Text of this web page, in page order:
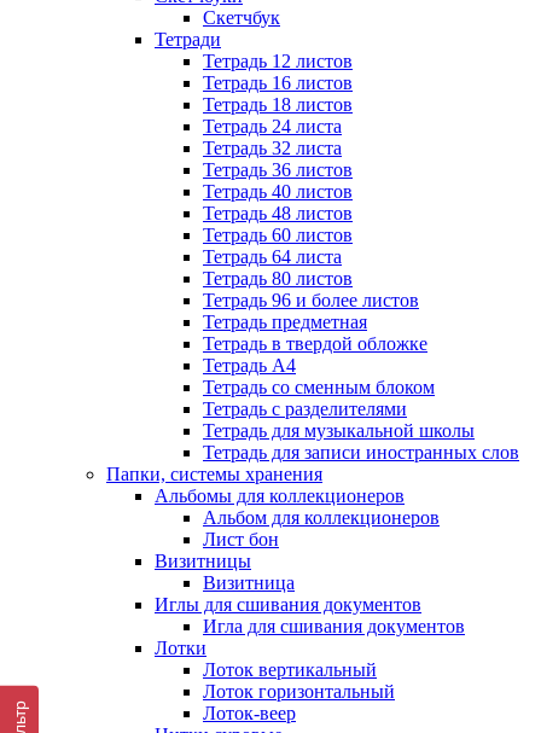
Скетчбук
Тетради
Тетрадь 12 листов
Тетрадь 16 листов
Тетрадь 18 листов
Тетрадь 24 листа
Тетрадь 32 листа
Тетрадь 36 листов
Тетрадь 40 листов
Тетрадь 48 листов
Тетрадь 60 листов
Тетрадь 64 листа
Тетрадь 80 листов
Тетрадь 96 и более листов
Тетрадь предметная
Тетрадь в твердой обложке
Тетрадь А4
Тетрадь со сменным блоком
Тетрадь с разделителями
Тетрадь для музыкальной школы
Тетрадь для записи иностранных слов
Папки, системы хранения
Альбомы для коллекционеров
Альбом для коллекционеров
Лист бон
Визитницы
Визитница
Иглы для сшивания документов
Игла для сшивания документов
Лотки
Лоток вертикальный
Лоток горизонтальный
Лоток-веер